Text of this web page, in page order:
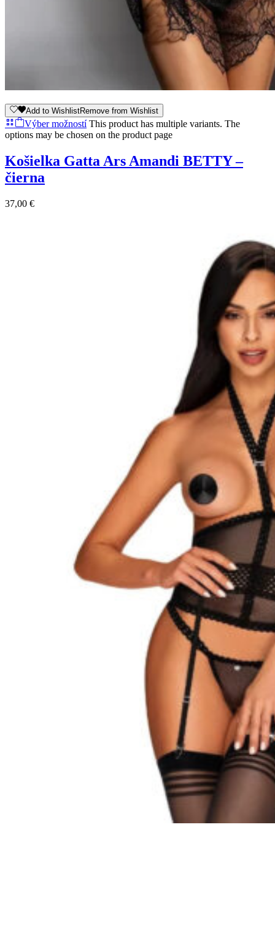
Add to WishlistRemove from Wishlist
Výber možností This product has multiple variants. The
options may be chosen on the product page
Košielka Gatta Ars Amandi BETTY –
čierna
37,00 €